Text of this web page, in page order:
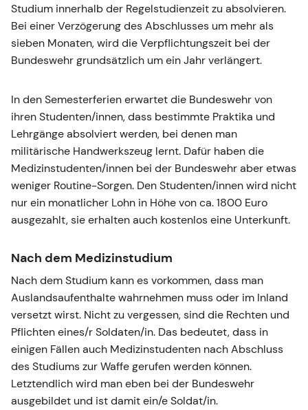
Studium innerhalb der Regelstudienzeit zu absolvieren.
Bei einer Verzögerung des Abschlusses um mehr als
sieben Monaten, wird die Verpflichtungszeit bei der
Bundeswehr grundsätzlich um ein Jahr verlängert.
In den Semesterferien erwartet die Bundeswehr von
ihren Studenten/innen, dass bestimmte Praktika und
Lehrgänge absolviert werden, bei denen man
militärische Handwerkszeug lernt. Dafür haben die
Medizinstudenten/innen bei der Bundeswehr aber etwas
weniger Routine-Sorgen. Den Studenten/innen wird nicht
nur ein monatlicher Lohn in Höhe von ca. 1800 Euro
ausgezahlt, sie erhalten auch kostenlos eine Unterkunft.
Nach dem Medizinstudium
Nach dem Studium kann es vorkommen, dass man
Auslandsaufenthalte wahrnehmen muss oder im Inland
versetzt wirst. Nicht zu vergessen, sind die Rechten und
Pflichten eines/r Soldaten/in. Das bedeutet, dass in
einigen Fällen auch Medizinstudenten nach Abschluss
des Studiums zur Waffe gerufen werden können.
Letztendlich wird man eben bei der Bundeswehr
ausgebildet und ist damit ein/e Soldat/in.